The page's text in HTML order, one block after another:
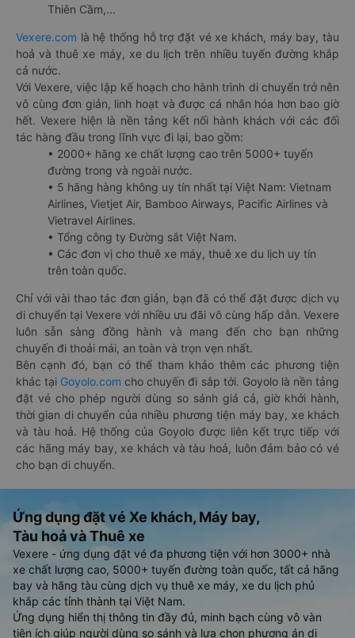
Thiên Cầm,...
Vexere.com là hệ thống hỗ trợ đặt vé xe khách, máy bay, tàu
hoả và thuê xe máy, xe du lịch trên nhiều tuyến đường khắp
cả nước.
Với Vexere, việc lập kế hoạch cho hành trình di chuyển trở nên
vô cùng đơn giản, linh hoạt và được cá nhân hóa hơn bao giờ
hết. Vexere hiện là nền tảng kết nối hành khách với các đối
tác hàng đầu trong lĩnh vực đi lại, bao gồm:
• 2000+ hãng xe chất lượng cao trên 5000+ tuyến
đường trong và ngoài nước.
• 5 hãng hàng không uy tín nhất tại Việt Nam: Vietnam
Airlines, Vietjet Air, Bamboo Airways, Pacific Airlines và
Vietravel Airlines.
• Tổng công ty Đường sắt Việt Nam.
• Các đơn vị cho thuê xe máy, thuê xe du lịch uy tín
trên toàn quốc.
Chỉ với vài thao tác đơn giản, bạn đã có thể đặt được dịch vụ
di chuyển tại Vexere với nhiều ưu đãi vô cùng hấp dẫn. Vexere
luôn sẵn sàng đồng hành và mang đến cho bạn những
chuyến đi thoải mái, an toàn và trọn vẹn nhất.
Bên cạnh đó, bạn có thể tham khảo thêm các phương tiện
khác tại Goyolo.com cho chuyến đi sắp tới. Goyolo là nền tảng
đặt vé cho phép người dùng so sánh giá cả, giờ khởi hành,
thời gian di chuyển của nhiều phương tiện máy bay, xe khách
và tàu hoả. Hệ thống của Goyolo được liên kết trực tiếp với
các hãng máy bay, xe khách và tàu hoả, luôn đảm bảo có vé
cho bạn di chuyển.
Ứng dụng đặt vé Xe khách, Máy bay,
Tàu hoả và Thuê xe
Vexere - ứng dụng đặt vé đa phương tiện với hơn 3000+ nhà
xe chất lượng cao, 5000+ tuyến đường toàn quốc, tất cả hãng
bay và hãng tàu cùng dịch vụ thuê xe máy, xe du lịch phủ
khắp các tỉnh thành tại Việt Nam.
Ứng dụng hiển thị thông tin đầy đủ, minh bạch cùng vô vàn
tiện ích giúp người dùng so sánh và lựa chọn phương án di